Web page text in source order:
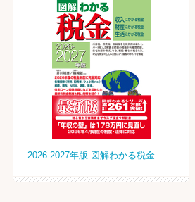
2026-2027年版 図解わかる税金